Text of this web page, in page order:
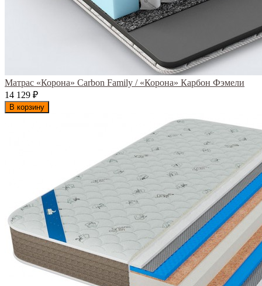
Матрас «Корона» Carbon Family / «Корона» Карбон Фэмели
14 129 ₽
В корзину